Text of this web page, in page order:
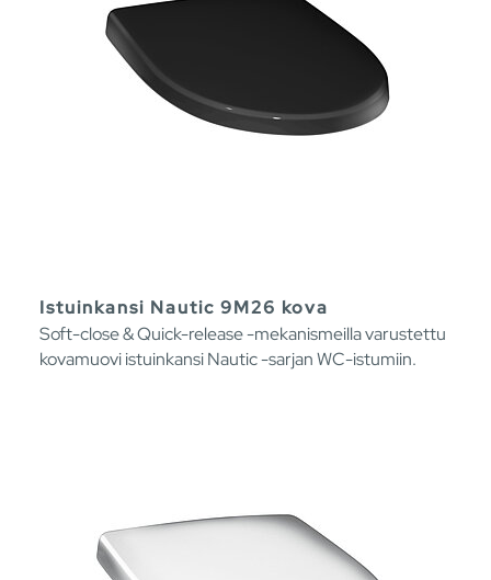
Istuinkansi Nautic 9M26 kova
Soft-close & Quick-release -mekanismeilla varustettu
kovamuovi istuinkansi Nautic -sarjan WC-istumiin.